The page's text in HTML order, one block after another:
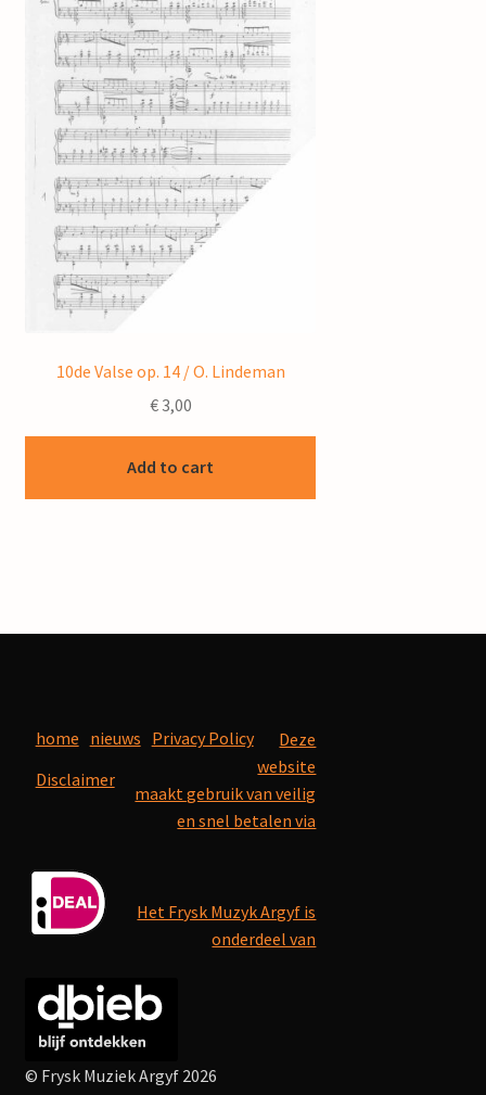
10de Valse op. 14 / O. Lindeman
€3,00
Add to cart
home nieuws Privacy Policy
Disclaimer
Deze
website
maakt gebruik van veilig
en snel betalen via
Het Frysk Muzyk Argyf is
onderdeel van
© Frysk Muziek Argyf 2026